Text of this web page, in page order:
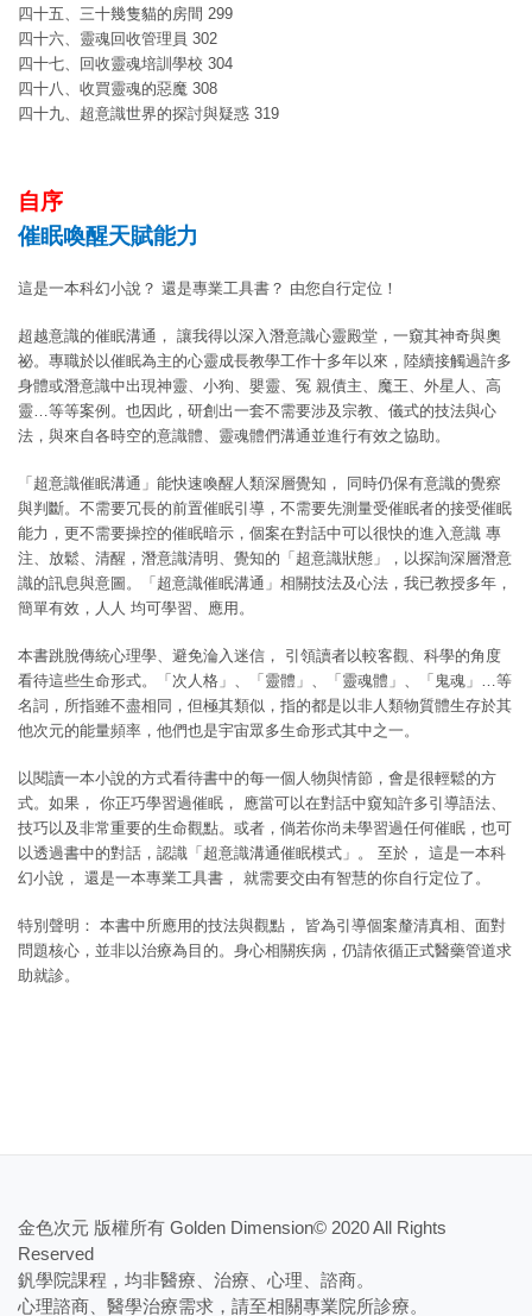
四十五、三十幾隻貓的房間 299
四十六、靈魂回收管理員 302
四十七、回收靈魂培訓學校 304
四十八、收買靈魂的惡魔 308
四十九、超意識世界的探討與疑惑 319
自序
催眠喚醒天賦能力
這是一本科幻小說？ 還是專業工具書？ 由您自行定位！
超越意識的催眠溝通， 讓我得以深入潛意識心靈殿堂，一窺其神奇與奧
祕。專職於以催眠為主的心靈成長教學工作十多年以來，陸續接觸過許多
身體或潛意識中出現神靈、小狗、嬰靈、冤 親債主、魔王、外星人、高
靈…等等案例。也因此，研創出一套不需要涉及宗教、儀式的技法與心
法，與來自各時空的意識體、靈魂體們溝通並進行有效之協助。
「超意識催眠溝通」能快速喚醒人類深層覺知，
同時仍保有意識的覺察
與判斷。不需要冗長的前置催眠引導，不需要先測量受催眠者的接受催眠
能力，更不需要操控的催眠暗示，個案在對話中可以很快的進入意識 專
注、放鬆、清醒，潛意識清明、覺知的「超意識狀態」，以探詢深層潛意
識的訊息與意圖。「超意識催眠溝通」相關技法及心法，我已教授多年，
簡單有效，人人 均可學習、應用。
本書跳脫傳統心理學、避免淪入迷信，
引領讀者以較客觀、科學的角度
看待這些生命形式。「次人格」、「靈體」、「靈魂體」、「鬼魂」 …等
名詞，所指雖不盡相同，但極其類似，指的都是以非人類物質體生存於其
他次元的能量頻率，他們也是宇宙眾多生命形式其中之一。
以閱讀一本小說的方式看待書中的每一個人物與情節，會是很輕鬆的方
式。如果， 你正巧學習過催眠，
應當可以在對話中窺知許多引導語法、
技巧以及非常重要的生命觀點。或者，倘若你尚未學習過任何催眠，也可
以透過書中的對話，認識「超意識溝通催眠模式」。
至於， 這是一本科
幻小說， 還是一本專業工具書， 就需要交由有智慧的你自行定位了。
特別聲明： 本書中所應用的技法與觀點，
皆為引導個案釐清真相、面對
問題核心，並非以治療為目的。身心相關疾病，仍請依循正式醫藥管道求
助就診。
金色次元 版權所有 Golden Dimension© 2020 All Rights
Reserved
釩學院課程，均非醫療、治療、心理、諮商。
​心理諮商、醫學治療需求，請至相關專業院所診療。